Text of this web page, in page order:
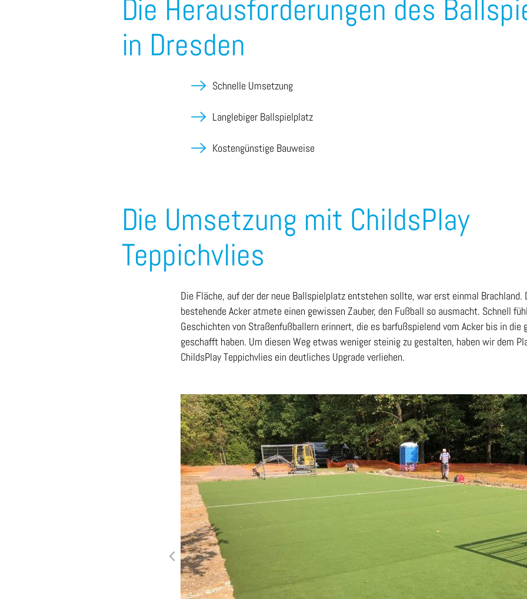
Die Herausforderungen des
in Dresden
Schnelle Umsetzung
Langlebiger Ballspielplatz
Kostengünstige Bauweise
Die Umsetzung mit ChildsPlay
Teppichvlies
Die Fläche, auf der der neue Ballspielplatz entstehen sollte, war erst einmal Brachland.
bestehende Acker atmete einen gewissen Zauber, den Fußball so ausmacht. Schnell
Geschichten von Straßenfußballern erinnert, die es barfußspielend vom Acker bis in die
geschafft haben. Um diesen Weg etwas weniger steinig zu gestalten, haben wir dem
ChildsPlay Teppichvlies ein deutliches Upgrade verliehen.